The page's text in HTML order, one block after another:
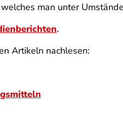
man unter
.
Artikeln nachlesen: